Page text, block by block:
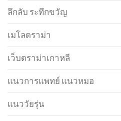
ลึกลับ ระทึกขวัญ
เมโลดราม่า
เว็บดราม่าเกาหลี
แนวการแพทย์ แนวหมอ
แนววัยรุ่น